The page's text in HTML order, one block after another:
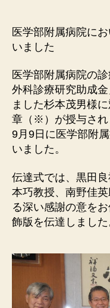
医学部附属病院に
いました
医学部附属病院の
外科診療研究助成
ました杉本茂男様
章（※）が授与され
9月9日に医学部附
いました。
伝達式では、黒田
本巧教授、南野佳
る深い感謝の意を
飾版を伝達しました